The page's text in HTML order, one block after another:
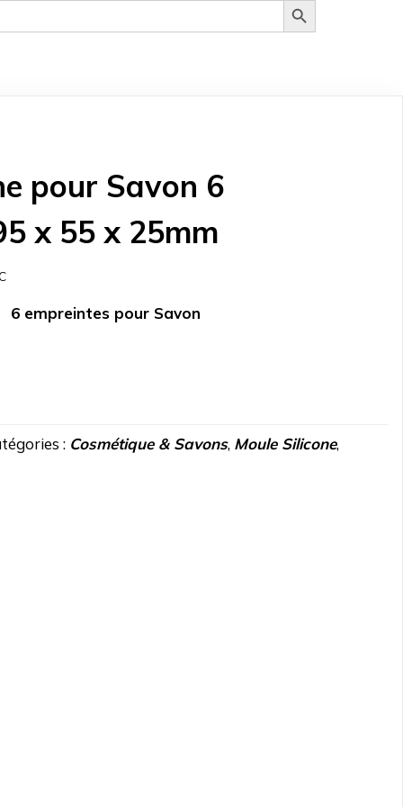
pour Savon 6
x 55 x 25mm
6 empreintes pour Savon
: Cosmétique & Savons, Moule Silicone,